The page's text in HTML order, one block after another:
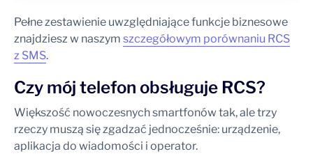
Pełne zestawienie uwzględniające funkcje biznesowe
znajdziesz w naszym szczegółowym porównaniu RCS
z SMS.
Czy mój telefon obsługuje RCS?
Większość nowoczesnych smartfonów tak, ale trzy
rzeczy muszą się zgadzać jednocześnie: urządzenie,
aplikacja do wiadomości i operator.